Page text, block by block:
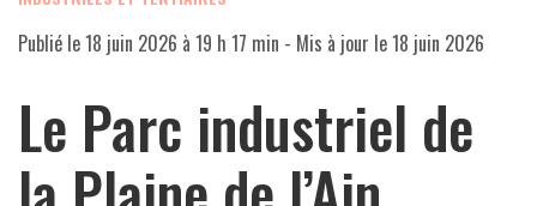
Publié le18 juin 2026 à 19 h 17 min - Mis à jour le18 juin 2026
Le Parc industriel de